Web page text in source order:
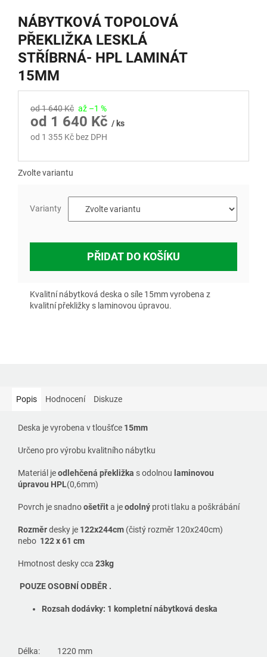
NÁBYTKOVÁ TOPOLOVÁ
PŘEKLIŽKA LESKLÁ
STŘÍBRNÁ- HPL LAMINÁT
15MM
od 1 640 Kč až –1 %
od 1 640 Kč / ks
od 1 355 Kč bez DPH
Zvolte variantu
Varianty
PŘIDAT DO KOŠÍKU
Kvalitní nábytková deska o síle 15mm vyrobena z
kvalitní překližky s laminovou úpravou.
Popis Hodnocení Diskuze
Deska je vyrobena v tloušťce 15mm
Určeno pro výrobu kvalitního nábytku
Materiál jeodlehčená překližka s odolnou laminovou
úpravou HPL(0,6mm)
Povrch je snadnoošetřita jeodolný proti tlaku a poškrábání
Rozměrdesky je 122x244cm (čistý rozměr 120x240cm)
nebo 122 x 61 cm
Hmotnost desky cca 23kg
POUZE OSOBNÍ ODBĚR .
Rozsah dodávky: 1 kompletní nábytková deska
Délka:
1220 mm